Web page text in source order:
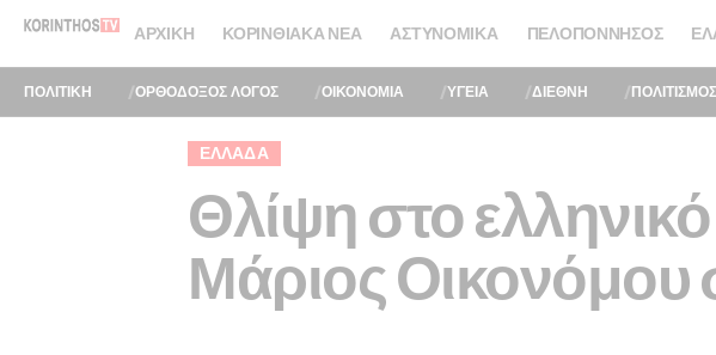
ΑΡΧΙΚΉ ΚΟΡΙΝΘΙΑΚΆ ΝΈΑ ΑΣΤΥΝΟΜΙΚΆ ΠΕΛΟΠΌΝΝΗΣΟΣ
ΠΟΛΙΤΙΚΗ ΟΡΘΟΔΟΞΟΣ ΛΟΓΟΣ ΟΙΚΟΝΟΜΙΑ ΥΓΕΙΑ ΔΙΕΘΝΗ ΠΟΛΙΤΙΣΜΟΣ
ΕΛΛΆΔΑ
Θλίψη στο
Μάριος Οικονόμου